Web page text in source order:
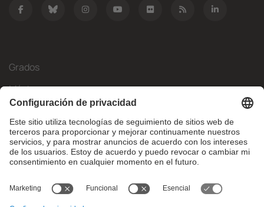
Grados
Másteres
Movilidad Internacional
Investigación
Empresa
¿Qué necesitas?